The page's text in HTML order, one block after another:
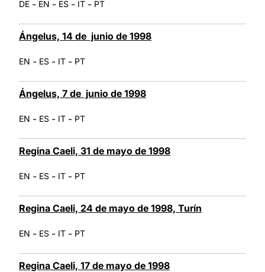
DE - EN - ES - IT - PT
Ángelus, 14 de junio de 1998
EN - ES - IT - PT
Ángelus, 7 de junio de 1998
EN - ES - IT - PT
Regina Caeli, 31 de mayo de 1998
EN - ES - IT - PT
Regina Caeli, 24 de mayo de 1998, Turín
EN - ES - IT - PT
Regina Caeli, 17 de mayo de 1998